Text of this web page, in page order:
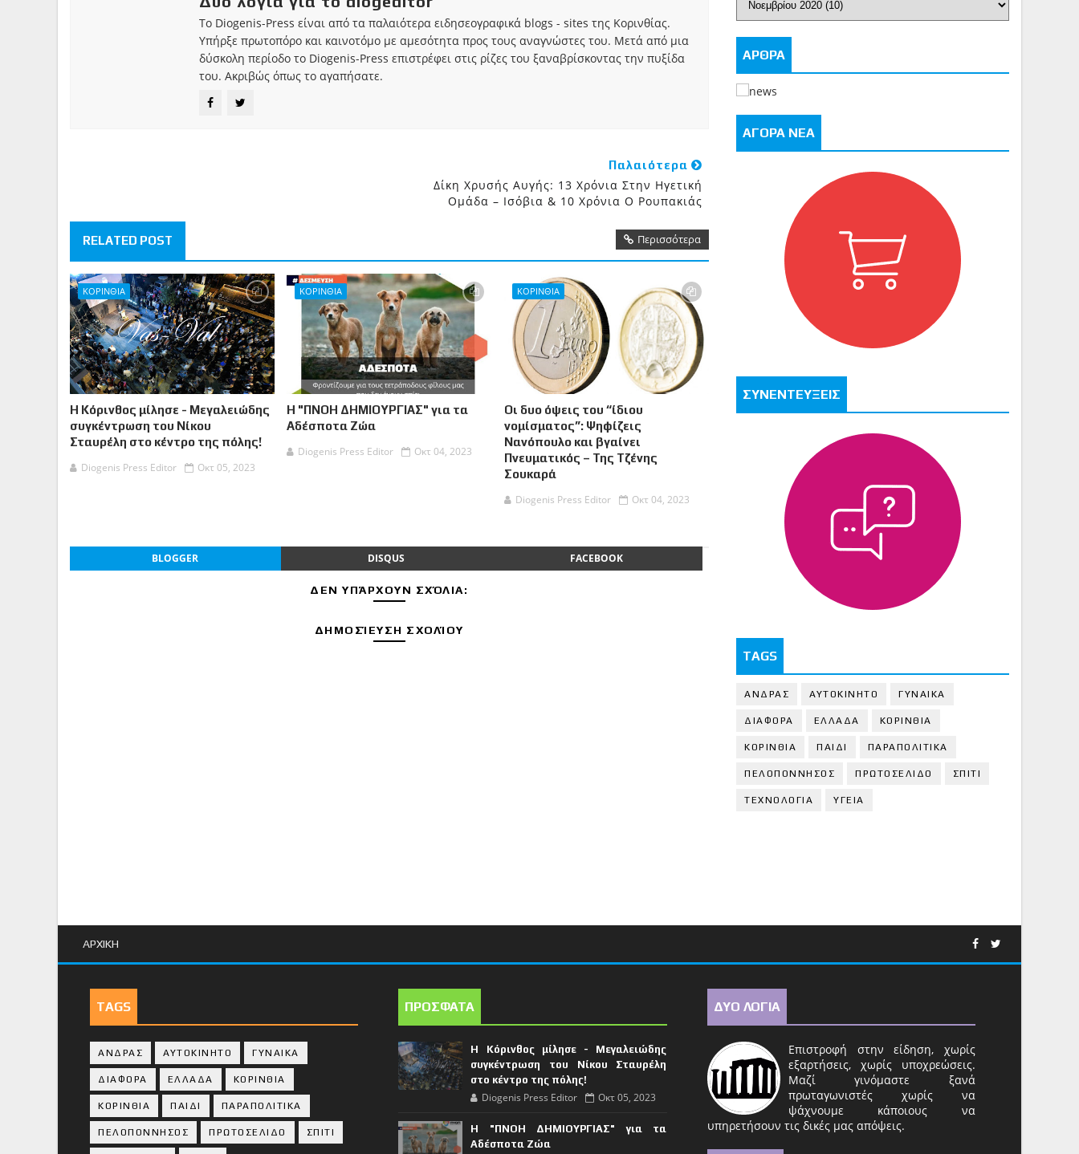
Το Diogenis-Press είναι από τα παλαιότερα ειδησεογραφικά blogs - sites της Κορινθίας.
Υπήρξε πρωτοπόρο και καινοτόμο με αμεσότητα προς τους αναγνώστες του. Μετά από μια
δύσκολη περίοδο το Diogenis-Press επιστρέφει στις ρίζες του ξαναβρίσκοντας την πυξίδα
του. Ακριβώς όπως το αγαπήσατε.
Παλαιότερα
Δίκη Χρυσής Αυγής: 13 Χρόνια Στην Ηγετική
Ομάδα – Ισόβια & 10 Χρόνια Ο Ρουπακιάς
RELATED POST Περισσότερα
ΚΟΡΙΝΘΙΑ
Η Κόρινθος μίλησε - Μεγαλειώδης
συγκέντρωση του Νίκου
Σταυρέλη στο κέντρο της πόλης!
Diogenis Press Editor
Οκτ 05, 2023
ΚΟΡΙΝΘΙΑ
Η "ΠΝΟΗ ΔΗΜΙΟΥΡΓΙΑΣ" για τα
Αδέσποτα Ζώα
Diogenis Press Editor
Οκτ 04, 2023
ΚΟΡΙΝΘΙΑ
Οι δυο όψεις του “ίδιου
νομίσματος”: Ψηφίζεις
Νανόπουλο και βγαίνει
Πνευματικός – Της Τζένης
Σουκαρά
Diogenis Press Editor
Οκτ 04, 2023
BLOGGER DISQUS FACEBOOK
ΔΕΝ ΥΠΆΡΧΟΥΝ ΣΧΌΛΙΑ:
ΔΗΜΟΣΊΕΥΣΗ ΣΧΟΛΊΟΥ
ΑΡΘΡΑ
ΑΓΟΡΑ ΝΕΑ
ΣΥΝΕΝΤΕΥΞΕΙΣ
TAGS
ΑΝΔΡΑΣ ΑΥΤΟΚΙΝΗΤΟ ΓΥΝΑΙΚΑ
ΔΙΑΦΟΡΑ ΕΛΛΑΔΑ ΚΟΡΙΝΘΙΑ
ΚΟΡΙΝΘΙA ΠΑΙΔΙ ΠΑΡΑΠΟΛΙΤΙΚΑ
ΠΕΛΟΠΟΝΝΗΣΟΣ ΠΡΩΤΟΣΕΛΙΔΟ ΣΠΙΤΙ
ΤΕΧΝΟΛΟΓΙΑ ΥΓΕΙΑ
ΑΡΧΙΚΗ
TAGS
ΑΝΔΡΑΣ ΑΥΤΟΚΙΝΗΤΟ ΓΥΝΑΙΚΑ
ΔΙΑΦΟΡΑ ΕΛΛΑΔΑ ΚΟΡΙΝΘΙΑ
ΚΟΡΙΝΘΙA ΠΑΙΔΙ ΠΑΡΑΠΟΛΙΤΙΚΑ
ΠΕΛΟΠΟΝΝΗΣΟΣ ΠΡΩΤΟΣΕΛΙΔΟ ΣΠΙΤΙ
ΠΡΟΣΦΑΤΑ
Η Κόρινθος μίλησε - Μεγαλειώδης
συγκέντρωση του Νίκου Σταυρέλη
στο κέντρο της πόλης!
Diogenis Press Editor Οκτ 05, 2023
Η "ΠΝΟΗ ΔΗΜΙΟΥΡΓΙΑΣ" για τα
Αδέσποτα Ζώα
ΔΥΟ ΛΟΓΙΑ
Επιστροφή στην είδηση, χωρίς
εξαρτήσεις, χωρίς υποχρεώσεις.
Μαζί γινόμαστε ξανά
πρωταγωνιστές χωρίς να
ψάχνουμε κάποιους να
υπηρετήσουν τις δικές μας απόψεις.